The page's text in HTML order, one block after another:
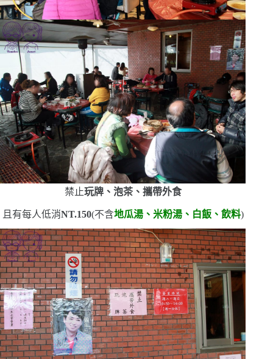
禁止玩牌、泡茶、攜帶外食
且有每人低消NT.150(不含地瓜湯、米粉湯、白飯、飲料)